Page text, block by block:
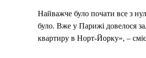
Найважче було почати все з
було. Вже у Парижі довелося
квартиру в Норт-Йорку», –